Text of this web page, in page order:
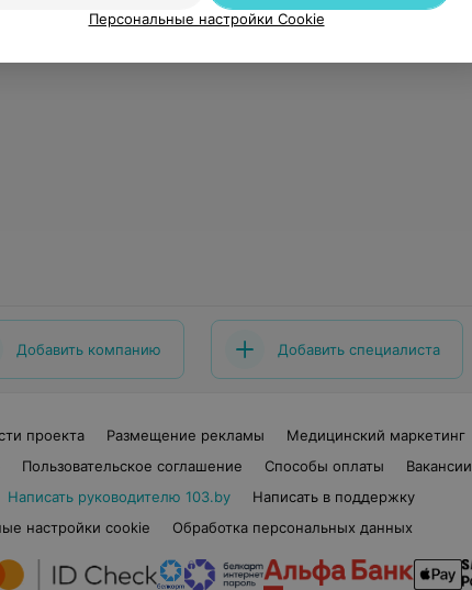
Добавить компанию Добавить специалиста
проекта Размещение рекламы
Медицинский маркетинг
Пользовательское соглашение Способы оплаты
Вакансии
Написать руководителю 103.by
Написать в поддержку
настройки cookie
Обработка персональных данных
Персональные настройки Cookie